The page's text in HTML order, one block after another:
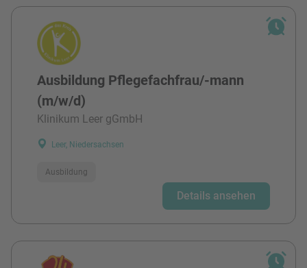
Ausbildung Pflegefachfrau/-mann
(m/w/d)
Klinikum Leer gGmbH
Leer, Niedersachsen
Ausbildung
Details ansehen